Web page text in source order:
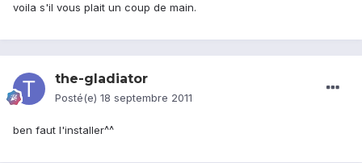
voila s'il vous plait un coup de main.
the-gladiator
Posté(e) 18 septembre 2011
ben faut l'installer^^